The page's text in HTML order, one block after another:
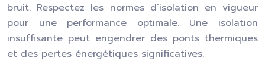
bruit. Respectez les normes d’isolation en vigueur
pour une performance optimale. Une isolation
insuffisante peut engendrer des ponts thermiques
et des pertes énergétiques significatives.